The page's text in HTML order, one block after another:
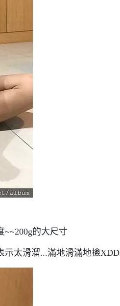
的大尺寸
示太滑溜...滿地滑滿地撿XDD